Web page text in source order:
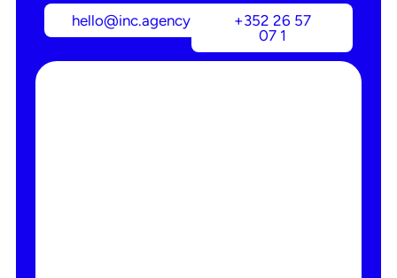
hello@inc.agency
+352 26 57
07 1